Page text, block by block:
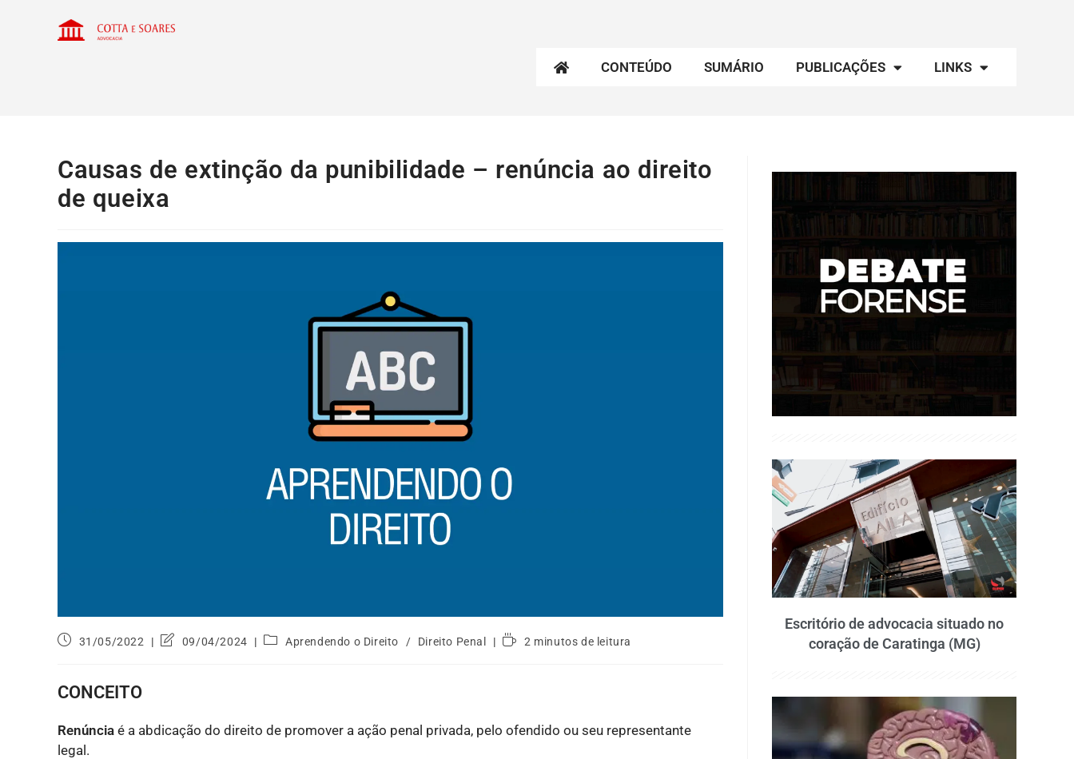
CONTEÚDO SUMÁRIO PUBLICAÇÕES LINKS
Causas de extinção da punibilidade – renúncia ao direito
de queixa
31/05/2022 09/04/2024 Aprendendo o Direito / Direito Penal 2 minutos de leitura
CONCEITO
Renúncia é a abdicação do direito de promover a ação penal privada, pelo ofendido ou seu representante
legal.
Escritório de advocacia situado no
coração de Caratinga (MG)